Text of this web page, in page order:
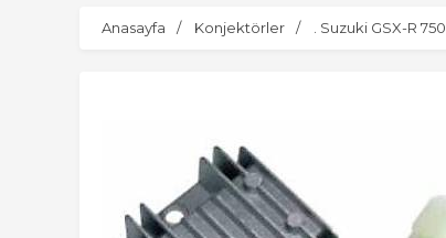
Anasayfa Konjektörler . Suzuki GSX-R 750